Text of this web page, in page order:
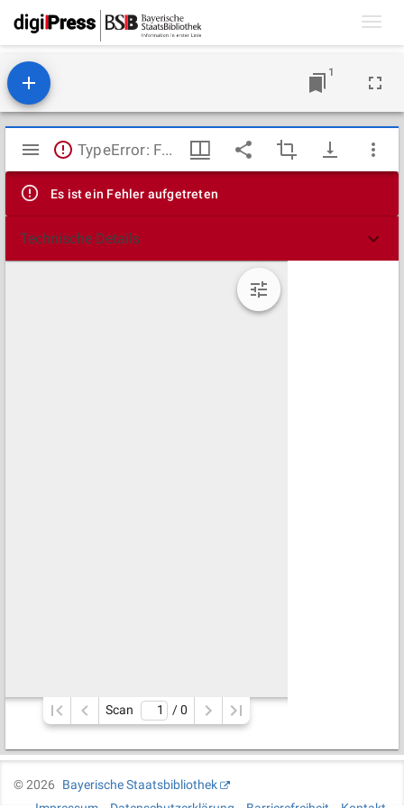
1
Mirador
Viewer
TypeError: Failed to fetch
Es ist ein Fehler aufgetreten
Technische Details
Scan / 0
©2026
Bayerische Staatsbibliothek